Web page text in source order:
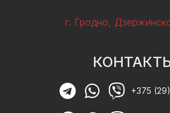
г. Гродно,
+375